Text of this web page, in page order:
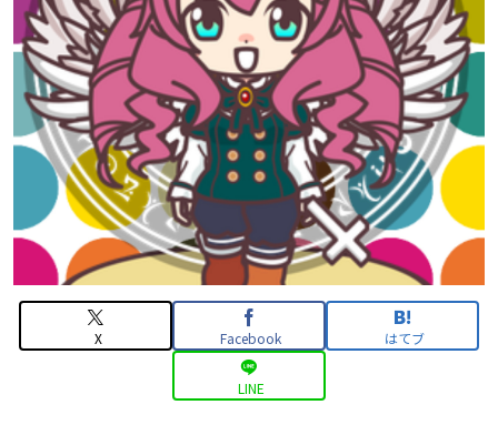
X Facebook はてブ
LINE